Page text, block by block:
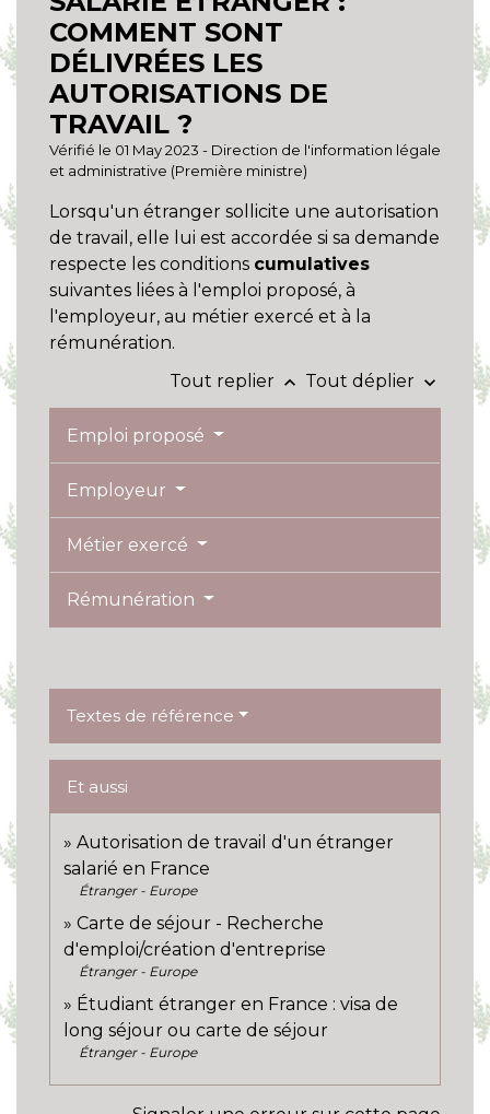
COMMENT SONT
DÉLIVRÉES LES
AUTORISATIONS DE
TRAVAIL ?
Vérifié le 01 May 2023 - Direction de l'information légale
et administrative (Première ministre)
Lorsqu'un étranger sollicite une autorisation
de travail, elle lui est accordée si sa demande
respecte les conditions cumulatives
suivantes liées à l'emploi proposé, à
l'employeur, au métier exercé et à la
rémunération.
Tout replier keyboard_arrow_up Tout déplier keyboard_arrow_down
Emploi proposé
Employeur
Métier exercé
Rémunération
Textes de référence
Et aussi
Autorisation de travail d'un étranger
salarié en France
Étranger - Europe
Carte de séjour - Recherche
d'emploi/création d'entreprise
Étranger - Europe
Étudiant étranger en France : visa de
long séjour ou carte de séjour
Étranger - Europe